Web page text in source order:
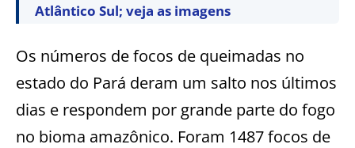
Atlântico Sul; veja as imagens
Os números de focos de queimadas no
estado do Pará deram um salto nos últimos
dias e respondem por grande parte do fogo
no bioma amazônico. Foram 1487 focos de